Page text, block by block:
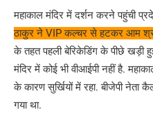
महाकाल मंदिर में दर्शन करने पहुंची
ठाकुर ने VIP कल्चर से हटकर आम
के तहत पहली बेरिकेडिंग के पीछे खड़ी
मंदिर में कोई भी वीआईपी नहीं है.
के कारण सुर्खियों में रहा. बीजेपी नेता
गया था.